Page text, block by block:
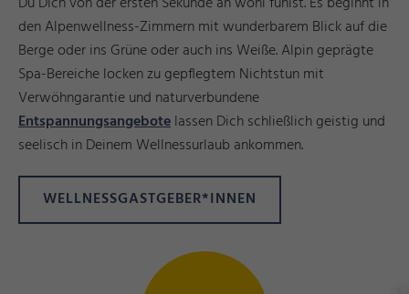
den Alpenwellness-Zimmern mit wunderbarem Blick auf die
Berge oder ins Grüne oder auch ins Weiße. Alpin geprägte
Spa-Bereiche locken zu gepflegtem Nichtstun mit
Verwöhngarantie und naturverbundene
Entspannungsangebotelassen Dich schließlich geistig und
seelisch in Deinem Wellnessurlaub ankommen.
WELLNESSGASTGEBER*INNEN